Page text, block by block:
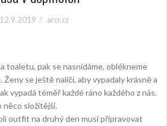
12.9.2019 arcr.cz
toaletu, pak se nasnídáme, oblékneme
se ještě nalíčí, aby vypadaly krásně a
vypadá téměř každé ráno každého z nás.
něco složitější.
outfit na druhý den musí připravovat